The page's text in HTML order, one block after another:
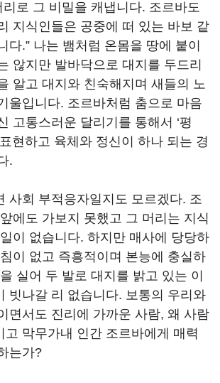
로 그 비밀을 캐냅니다. 조르바도
지식인들은 공중에 떠 있는 바보 같
다.” 나는 뱀처럼 온몸을 땅에 붙이
않지만 발바닥으로 대지를 두드리
알고 대지와 친숙해지며 새들의 노
울입니다. 조르바처럼 춤으로 마음
고통스러운 달리기를 통해서 ‘평
현하고 육체와 정신이 하나 되는 경
.
사회 부적응자일지도 모르겠다. 조
에도 가보지 못했고 그 머리는 지식
이 없습니다. 하지만 매사에 당당하
이 없고 즉흥적이며 본능에 충실하
실어 두 발로 대지를 밝고 있는 이
빗나갈 리 없습니다. 보통의 우리와
면서도 진리에 가까운 사람, 왜 사람
고 막무가내 인간 조르바에게 매력
는가?